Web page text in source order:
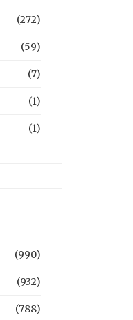
(272)
(59)
(7)
(1)
(1)
(990)
(932)
(788)